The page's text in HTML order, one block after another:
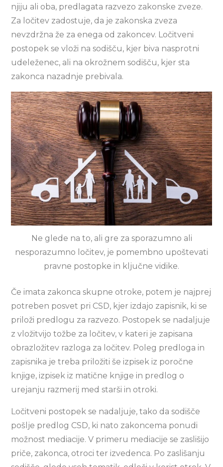
njiju ali oba, predlagata razvezo zakonske zveze.
Za ločitev zadostuje, da je zakonska zveza
nevzdržna že za enega od zakoncev. Ločitveni
postopek se vloži na sodišču, kjer biva nasprotni
udeleženec, ali na okrožnem sodišču, kjer sta
zakonca nazadnje prebivala.
Ne glede na to, ali gre za sporazumno ali
nesporazumno ločitev, je pomembno upoštevati
pravne postopke in ključne vidike.
Če imata zakonca skupne otroke, potem je najprej
potreben posvet pri CSD, kjer izdajo zapisnik, ki se
priloži predlogu za razvezo. Postopek se nadaljuje
z vložitvijo tožbe za ločitev, v kateri je zapisana
obrazložitev razloga za ločitev. Poleg predloga in
zapisnika je treba priložiti še izpisek iz poročne
knjige, izpisek iz matične knjige in predlog o
urejanju razmerij med starši in otroki.
Ločitveni postopek se nadaljuje, tako da sodišče
pošlje predlog CSD, ki nato zakoncema ponudi
možnost mediacije. V primeru mediacije se zaslišijo
priče, zakonca, otroci ter izvedenca. Po zaslišanju